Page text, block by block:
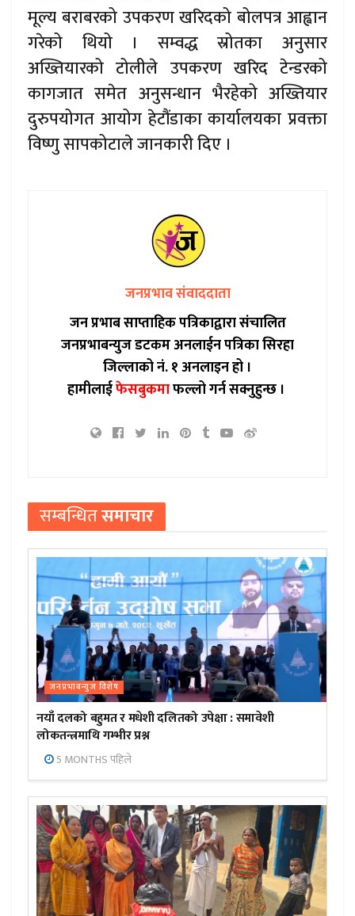
मूल्य बराबरको उपकरण खरिदको बोलपत्र आह्वान
गरेको थियो । सम्वद्ध स्रोतका अनुसार
अख्तियारको टोलीले उपकरण खरिद टेन्डरको
कागजात समेत अनुसन्धान भैरहेको अख्तियार
दुरुपयोगत आयोग हेटौंडाका कार्यालयका प्रवक्ता
विष्णु सापकोटाले जानकारी दिए ।
जनप्रभाव संवाददाता
जन प्रभाब साप्ताहिक पत्रिकाद्वारा संचालित
जनप्रभाबन्युज डटकम अनलाईन पत्रिका सिरहा
जिल्लाको नं. १ अनलाइन हो ।
हामीलाईफेसबुकमाफल्लो गर्न सक्नुहुन्छ ।
सम्बन्धितसमाचार
जनप्रभाबन्युज विशेष
नयाँ दलको बहुमत र मधेशी दलितको उपेक्षा : समावेशी
लोकतन्त्रमाथि गम्भीर प्रश्न
5 MONTHS पहिले